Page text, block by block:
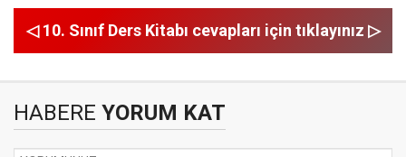
◁ 10. Sınıf Ders Kitabı cevapları için tıklayınız ▷
HABERE YORUM KAT